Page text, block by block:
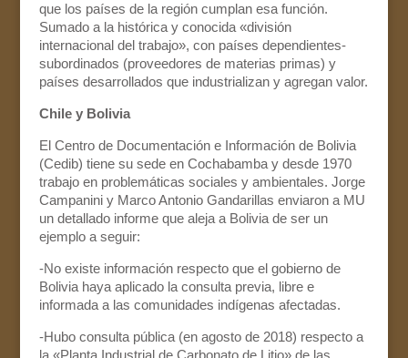
que los países de la región cumplan esa función.
Sumado a la histórica y conocida «división
internacional del trabajo», con países dependientes-
subordinados (proveedores de materias primas) y
países desarrollados que industrializan y agregan valor.
Chile y Bolivia
El Centro de Documentación e Información de Bolivia
(Cedib) tiene su sede en Cochabamba y desde 1970
trabajo en problemáticas sociales y ambientales. Jorge
Campanini y Marco Antonio Gandarillas enviaron a MU
un detallado informe que aleja a Bolivia de ser un
ejemplo a seguir:
-No existe información respecto que el gobierno de
Bolivia haya aplicado la consulta previa, libre e
informada a las comunidades indígenas afectadas.
-Hubo consulta pública (en agosto de 2018) respecto a
la «Planta Industrial de Carbonato de Litio» de las